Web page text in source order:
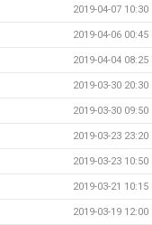
2019-04-07 10:30
2019-04-06 00:45
2019-04-04 08:25
2019-03-30 20:30
2019-03-30 09:50
2019-03-23 23:20
2019-03-23 10:50
2019-03-21 10:15
2019-03-19 12:00